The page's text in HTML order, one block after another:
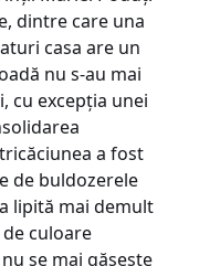
dintre care una
casa are un
nu s-au mai
cu excepţia unei
a fost
de buldozerele
lipită mai demult
culoare
se mai găseşte